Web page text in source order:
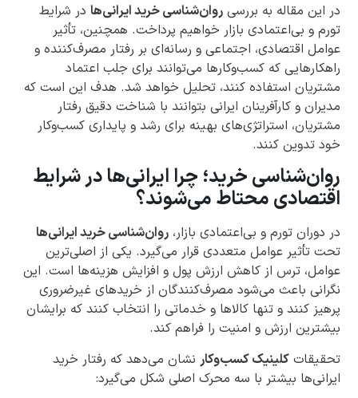
در این مقاله به بررسی روان‌شناسی خرید ایرانی‌ها در شرایط
تورم و بی‌اعتمادی بازار خواهیم پرداخت. همچنین، تأثیر
عوامل اقتصادی، اجتماعی و رسانه‌ای بر رفتار مصرف‌کننده و
راهکارهایی که کسب‌وکارها می‌توانند برای جلب اعتماد
مشتریان استفاده کنند، تحلیل خواهد شد. هدف این است که
مدیران و کارآفرینان ایرانی بتوانند با شناخت دقیق رفتار
مشتریان، استراتژی‌های بهینه برای رشد و پایداری کسب‌وکار
خود تدوین کنند.
روان‌شناسی خرید؛ چرا ایرانی‌ها در شرایط
اقتصادی محتاط می‌شوند؟
در دوران تورم و بی‌اعتمادی بازار، روان‌شناسی خرید ایرانی‌ها
تحت تأثیر عوامل متعددی قرار می‌گیرد. یکی از اصلی‌ترین
عوامل، ترس از کاهش ارزش پول و افزایش هزینه‌ها است. این
نگرانی باعث می‌شود مصرف‌کنندگان از خریدهای غیرضروری
پرهیز کنند و تنها کالاها و خدماتی را انتخاب کنند که برایشان
بیشترین ارزش و امنیت را فراهم کند.
تحقیقات کلینیک کسب‌وکار نشان می‌دهد که رفتار خرید
ایرانی‌ها بیشتر با سه محرک اصلی شکل می‌گیرد: